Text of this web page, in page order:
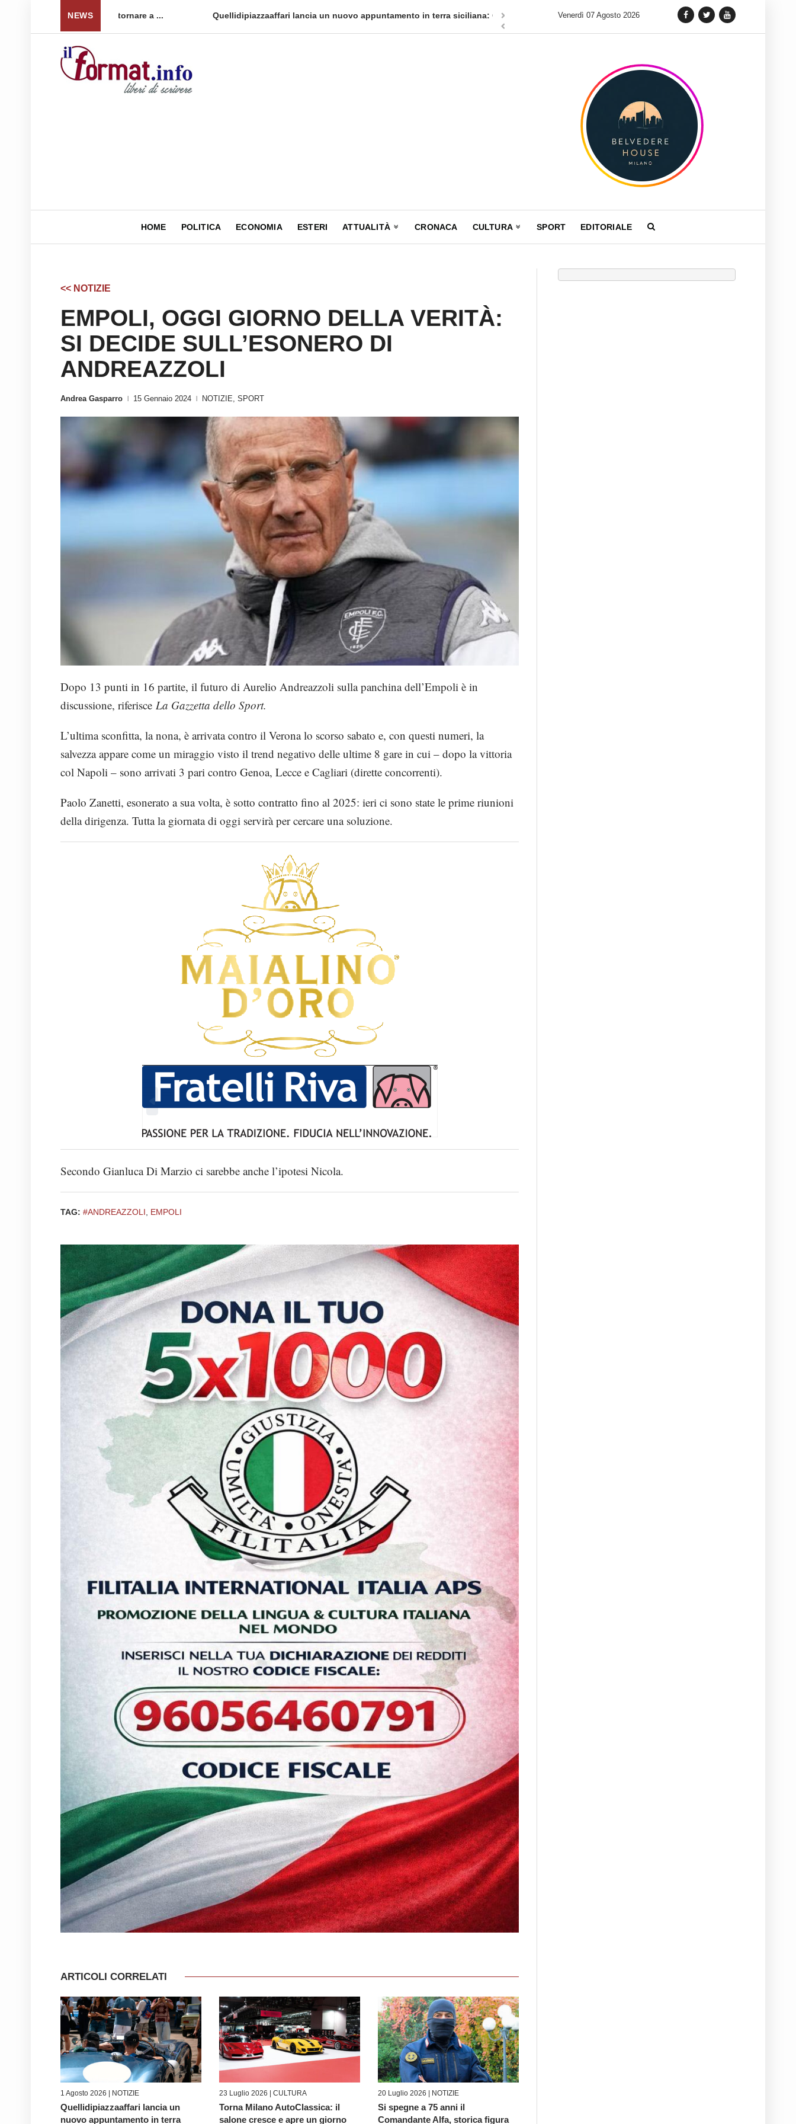
NEWS
per tornare a ... Quellidipiazzaaffari lancia un nuovo appuntamento in terra siciliana: Quellidipiazzatrinità Tag Heuer lancia una variante Limited Edition del Carrera Chronograph in
Venerdì 07 Agosto 2026
HOME POLITICA ECONOMIA ESTERI ATTUALITÀ CRONACA CULTURA SPORT EDITORIALE
<< NOTIZIE
EMPOLI, OGGI GIORNO DELLA VERITÀ:
SI DECIDE SULL’ESONERO DI
ANDREAZZOLI
Andrea Gasparro 15 Gennaio 2024 NOTIZIE, SPORT
Dopo 13 punti in 16 partite, il futuro di Aurelio Andreazzoli sulla panchina dell’Empoli è in
discussione, riferisce La Gazzetta dello Sport.
L’ultima sconfitta, la nona, è arrivata contro il Verona lo scorso sabato e, con questi numeri, la
salvezza appare come un miraggio visto il trend negativo delle ultime 8 gare in cui – dopo la vittoria
col Napoli – sono arrivati 3 pari contro Genoa, Lecce e Cagliari (dirette concorrenti).
Paolo Zanetti, esonerato a sua volta, è sotto contratto fino al 2025: ieri ci sono state le prime riunioni
della dirigenza. Tutta la giornata di oggi servirà per cercare una soluzione.
Secondo Gianluca Di Marzio ci sarebbe anche l’ipotesi Nicola.
TAG: #ANDREAZZOLI EMPOLI
ARTICOLI CORRELATI
1 Agosto 2026 | NOTIZIE
Quellidipiazzaaffari lancia un
nuovo appuntamento in terra
23 Luglio 2026 | CULTURA
Torna Milano AutoClassica: il
salone cresce e apre un giorno
20 Luglio 2026 | NOTIZIE
Si spegne a 75 anni il
Comandante Alfa, storica figura